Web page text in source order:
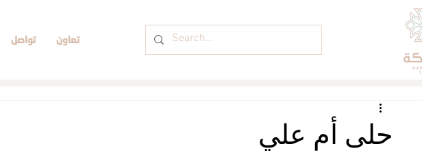
تواصل تعاون
حلى أم علي